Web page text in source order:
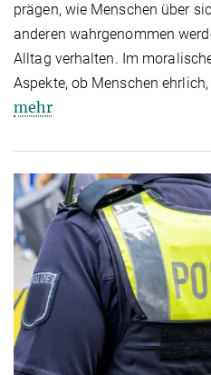
prägen, wie Menschen über
anderen wahrgenommen
Alltag verhalten. Im
Aspekte, ob Menschen
mehr